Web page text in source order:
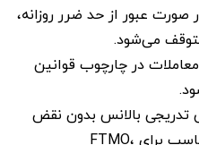
صورت عبور از حد ضرر روزانه،
می‌شود.
در چارچوب قوانین
تدریجی بالانس بدون نقض
محدودیت‌های ریسک — مناسب برای FTMO،